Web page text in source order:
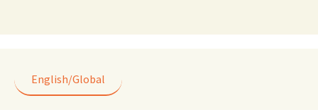
English/Global